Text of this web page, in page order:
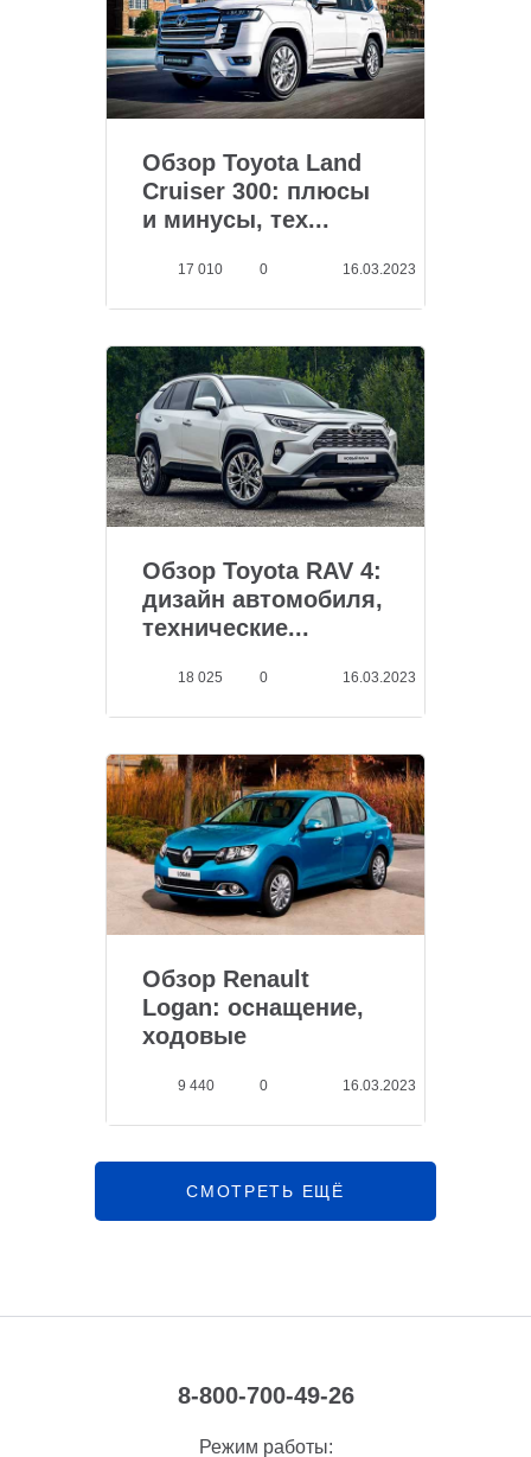
Обзор Toyota Land
Cruiser 300: плюсы
и минусы, тех...
17 010 0 16.03.2023
Обзор Toyota RAV 4:
дизайн автомобиля,
технические...
18 025 0 16.03.2023
Обзор Renault
Logan: оснащение,
ходовые
9 440 0 16.03.2023
СМОТРЕТЬ ЕЩЁ
8-800-700-49-26
Режим работы: